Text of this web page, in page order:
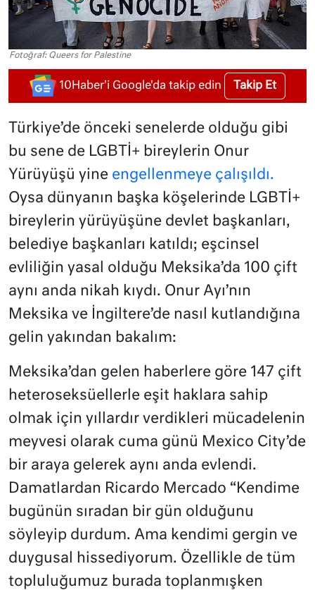
Fotoğraf: Queers for Palestine
10Haber'i Google'da takip edin Takip Et
Türkiye’de önceki senelerde olduğu gibi
bu sene de LGBTİ+ bireylerin Onur
Yürüyüşü yine engellenmeye çalışıldı.
Oysa dünyanın başka köşelerinde LGBTİ+
bireylerin yürüyüşüne devlet başkanları,
belediye başkanları katıldı; eşcinsel
evliliğin yasal olduğu Meksika’da 100 çift
aynı anda nikah kıydı. Onur Ayı’nın
Meksika ve İngiltere’de nasıl kutlandığına
gelin yakından bakalım:
Meksika’dan gelen haberlere göre 147 çift
heteroseksüellerle eşit haklara sahip
olmak için yıllardır verdikleri mücadelenin
meyvesi olarak cuma günü Mexico City’de
bir araya gelerek aynı anda evlendi.
Damatlardan Ricardo Mercado “Kendime
bugünün sıradan bir gün olduğunu
söyleyip durdum. Ama kendimi gergin ve
duygusal hissediyorum. Özellikle de tüm
topluluğumuz burada toplanmışken